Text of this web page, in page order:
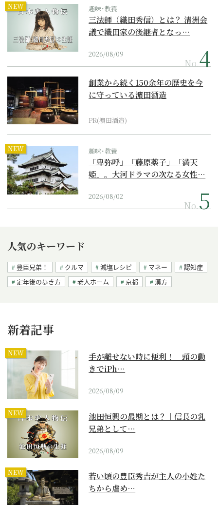
NEW 趣味･教養
三法師（織田秀信）とは？ 清洲会
議で織田家の後継者となっ…
2026/08/09
No.
創業から続く150余年の歴史を今
に守っている濵田酒造
PR(濵田酒造)
NEW 趣味･教養
「卑弥呼」「藤原薬子」「満天
姫」。大河ドラマの次なる女性…
2026/08/02
No.
人気のキーワード
豊臣兄弟！ クルマ 減塩レシピ マネー
認知症
定年後の歩き方
老人ホーム 京都 漢方
新着記事
NEW
手が離せない時に便利！ 頭の動
きでiPh…
2026/08/09
NEW
池田恒興の最期とは？｜信長の乳
兄弟として…
2026/08/09
NEW
若い頃の豊臣秀吉が主人の小姓た
ちから虐め…